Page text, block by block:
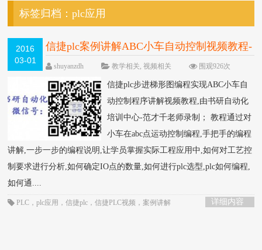
标签归档：plc应用
2016
03-01
信捷plc案例讲解ABC小车自动控制视频教程-
书研自动化录制 HOT
shuyanzdh 教学相关,视频相关
围观926次
信捷plc步进梯形图编程实现ABC小车自
动控制程序讲解视频教程,由书研自动化
培训中心-范才千老师录制； 教程通过对
小车在abc点运动控制编程,手把手的编程
讲解,一步一步的编程说明,让学员掌握实际工程应用中,如何对工艺控
制要求进行分析,如何确定IO点的数量,如何进行plc选型,plc如何编程,
如何通....
详细内容
PLC ，plc应用 ，信捷plc ，信捷PLC视频 ， 案例讲解